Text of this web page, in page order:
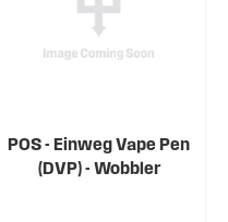
POS - Einweg Vape Pen
(DVP) - Wobbler